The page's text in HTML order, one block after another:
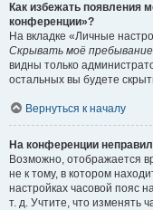
Как избежать появления
конференции»?
На вкладке «Личные
Скрывать моё
видны только
остальных вы будете
Вернуться к началу
На конференции
Возможно, отображается
не к тому, в котором
настройках часовой пояс
т. д. Учтите, что изменять